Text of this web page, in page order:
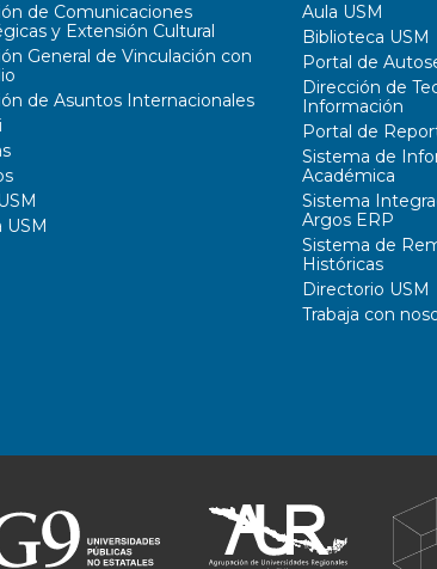
de Comunicaciones
y Extensión Cultural
General de Vinculación con
de Asuntos Internacionales
USM
Aula USM
Biblioteca USM
Portal de
Dirección de
Información
Portal de
Sistema de
Académica
Sistema
Argos ERP
Sistema de
Históricas
Directorio USM
Trabaja con